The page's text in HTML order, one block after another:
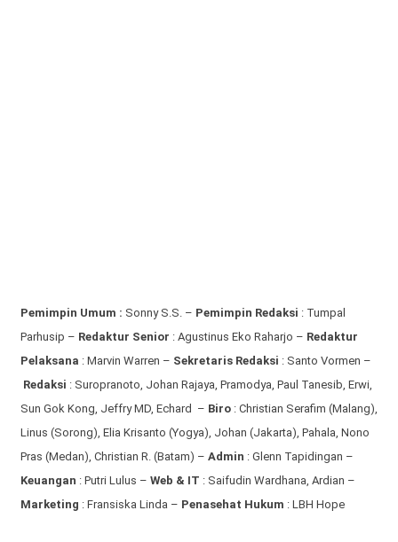
Pemimpin Umum : Sonny S.S. – Pemimpin Redaksi : Tumpal
Parhusip – Redaktur Senior : Agustinus Eko Raharjo – Redaktur
Pelaksana : Marvin Warren – Sekretaris Redaksi : Santo Vormen –
Redaksi : Suropranoto, Johan Rajaya, Pramodya, Paul Tanesib, Erwi,
Sun Gok Kong, Jeffry MD, Echard – Biro: Christian Serafim (Malang),
Linus (Sorong), Elia Krisanto (Yogya), Johan (Jakarta), Pahala, Nono
Pras (Medan), Christian R. (Batam) – Admin : Glenn Tapidingan –
Keuangan : Putri Lulus – Web & IT : Saifudin Wardhana, Ardian –
Marketing : Fransiska Linda – Penasehat Hukum : LBH Hope